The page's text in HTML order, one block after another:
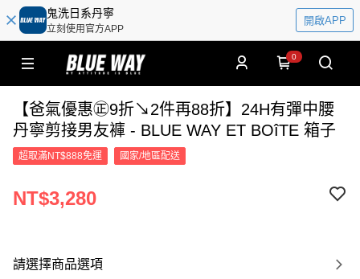
鬼洗日系丹寧
立刻使用官方APP
開啟APP
0
【爸氣優惠㊣9折↘2件再88折】24H有彈中腰
丹寧剪接男友褲 - BLUE WAY ET BOîTE 箱子
超取滿NT$888免運 國家/地區配送
NT$3,280
請選擇商品選項